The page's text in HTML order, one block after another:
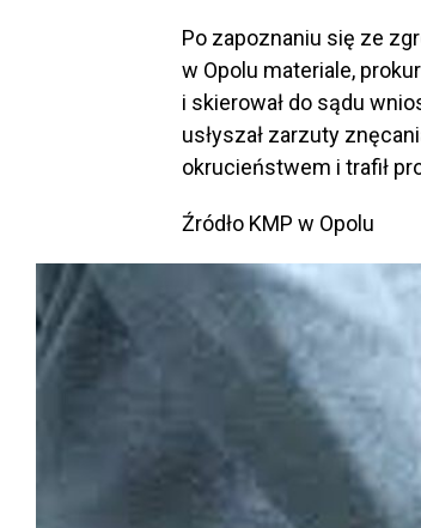
Po zapoznaniu się ze
w Opolu materiale,
i skierował do sądu
usłyszał zarzuty
okrucieństwem i trafił
Źródło KMP w Opolu